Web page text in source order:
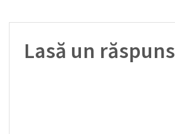
Lasă un răspuns